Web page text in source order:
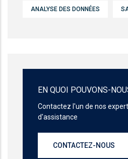
ANALYSE DES DONNÉES
EN QUOI POUVONS-
Contactez l'un de nos
d'assistance
CONTACTEZ-NOUS